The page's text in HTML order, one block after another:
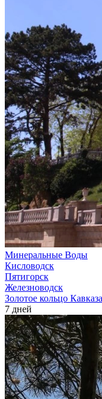
Минеральные Воды
Кисловодск
Пятигорск
Железноводск
Золотое кольцо
7 дней